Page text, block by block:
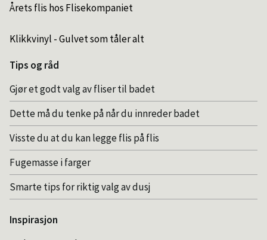
Årets flis hos Flisekompaniet
Klikkvinyl - Gulvet som tåler alt
Tips og råd
Gjør et godt valg av fliser til badet
Dette må du tenke på når du innreder badet
Visste du at du kan legge flis på flis
Fugemasse i farger
Smarte tips for riktig valg av dusj
Inspirasjon